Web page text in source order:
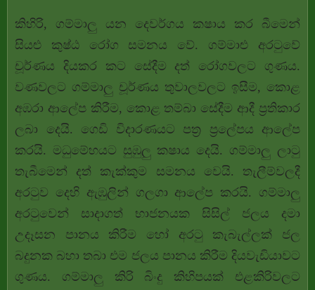
කිහිරි, ගම්මාලු යන දෙවර්ගය කෂාය කර බීමෙන්
සියළු කුෂ්ඨ රෝග සමනය වේ. ගම්මාළු අරටුවේ
චූර්ණය දියකර කට සේදීම දත් රෝගවලට ගුණය.
වණවලට ගම්මාලු චූර්ණය තුවාලවලට ඉසීම, කොළ
අඹරා ආලේප කිරීම, කොළ තම්බා සේදීම ආදී ප්‍රතිකාර
ලබා දෙයි. ගෙඩි විදාරණයට පත්‍ර ප්‍රලේපය ආලේප
කරයි. මධුමේහයට සුඹුලු කෂාය දෙයි. ගම්මාලු ලාටු
තැබීමෙන් දත් කැක්කුම සමනය වෙයි. තැලීම්වලදී
අරටුව දෙහි ඇඹුලින් ගලගා ආලේප කරයි. ගම්මාලු
අරටුවෙන් සාදාගත් භාජනයක සිසිල් ජලය දමා
උදෑසන පානය කිරීම හෝ අරටු කැබැල්ලක් ජල
බදුනක බහා තබා එම ජලය පානය කිරීම දියවැඩියාවට
ගුණය. ගම්මාලු කිරි බිංදු කිහිපයක් එළකිරිවලට